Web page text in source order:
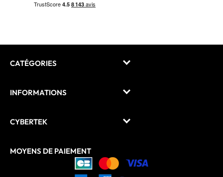
CATÉGORIES
INFORMATIONS
CYBERTEK
MOYENS DE PAIEMENT